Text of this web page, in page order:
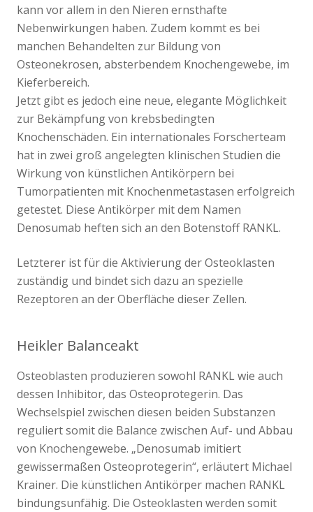
kann vor allem in den Nieren ernsthafte
Nebenwirkungen haben. Zudem kommt es bei
manchen Behandelten zur Bildung von
Osteonekrosen, absterbendem Knochengewebe, im
Kieferbereich.
Jetzt gibt es jedoch eine neue, elegante Möglichkeit
zur Bekämpfung von krebsbedingten
Knochenschäden. Ein internationales Forscherteam
hat in zwei groß angelegten klinischen Studien die
Wirkung von künstlichen Antikörpern bei
Tumorpatienten mit Knochenmetastasen erfolgreich
getestet. Diese Antikörper mit dem Namen
Denosumab heften sich an den Botenstoff RANKL.
Letzterer ist für die Aktivierung der Osteoklasten
zuständig und bindet sich dazu an spezielle
Rezeptoren an der Oberfläche dieser Zellen.
Heikler Balanceakt
Osteoblasten produzieren sowohl RANKL wie auch
dessen Inhibitor, das Osteoprotegerin. Das
Wechselspiel zwischen diesen beiden Substanzen
reguliert somit die Balance zwischen Auf- und Abbau
von Knochengewebe. „Denosumab imitiert
gewissermaßen Osteoprotegerin“, erläutert Michael
Krainer. Die künstlichen Antikörper machen RANKL
bindungsunfähig. Die Osteoklasten werden somit